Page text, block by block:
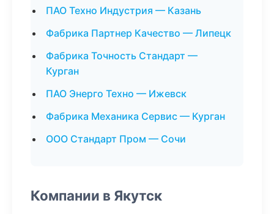
ПАО Техно Индустрия — Казань
Фабрика Партнер Качество — Липецк
Фабрика Точность Стандарт —
Курган
ПАО Энерго Техно — Ижевск
Фабрика Механика Сервис — Курган
ООО Стандарт Пром — Сочи
Компании в Якутск